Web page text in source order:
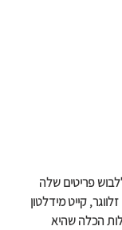
פריטים שלה
קייט מידלטון
הכלה שהיא